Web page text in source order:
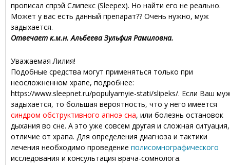
прописал спрэй Слипекс (Sleepex). Но найти его не реально.
Может у вас есть данный препарат?? Очень нужно, муж
задыхается.
Отвечает к.м.н. Альбеева Зульфия Рамиловна.
Уважаемая Лилия!
Подобные средства могут применяться только при
неосложненном храпе, подробнее:
https://www.sleepnet.ru/populyarnyie-stati/slipeks/. Если Ваш
задыхается, то большая вероятность, что у него имеется
синдром обструктивного апноэ сна, или болезнь остановок
дыхания во сне. А это уже совсем другая и сложная
отличие от храпа. Для определения диагноза и тактики
лечения необходимо проведение полисомнографического
исследования и консультация врача-сомнолога.